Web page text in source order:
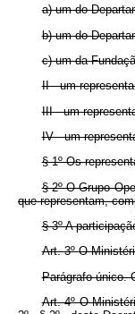
a) um do
b) um do
c) um da
II - um
III - um
IV - um
§ 1º Os
§ 2º O Grupo
que representam,
§ 3º A
Art. 3ºO
Parágrafo único.
Art. 4º O